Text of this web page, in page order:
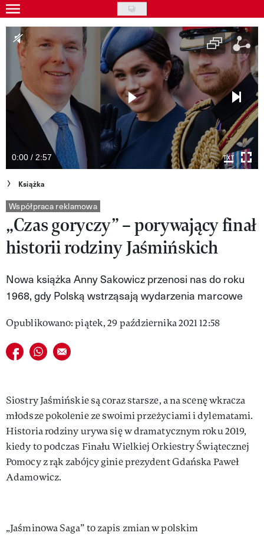
Skip
to
main
content
Gwiazdy
Ludzie
Moda
Uroda
Styl życia
Kultura
Wideo
Nasze akcje
VIVA!ART
VIVA!MODA
VIVA!LIFESTYLE
VIVA!MAN
VIVA!PEOPLE POWER
VIVA!ITAKA
0:00 / 2:57
Książka
Współpraca reklamowa
„Czas goryczy” – porywający finał
historii rodziny Jaśmińskich
Nowa książka Anny Sakowicz przenosi nas do roku
1968, gdy Polską wstrząsają wydarzenia marcowe
Opublikowano: piątek, 29 października 2021 12:58
Udostępnij na facebook
Udostępnij na whatsapp
E-mail do przyjaciela
Siostry Jaśmińskie są coraz starsze, a na scenę wkracza
młodsze pokolenie ze swoimi przeżyciami i dylematami.
Historia rodziny urywa się w dramatycznym roku 2019,
kiedy to podczas Finału Wielkiej Orkiestry Świątecznej
Pomocy z rąk zabójcy ginie prezydent Gdańska Paweł
Adamowicz.
„Jaśminowa Saga” to zapis zmian w polskim